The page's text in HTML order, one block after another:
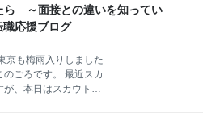
数の大幅な増加によ
ます。 今まで求人倍
らい
ートも実施していま
ついて書いてみます。
．インターンに向け
点 １．夏休み向けイン
３年生、大学院１年生
インターンの申し込
ら ～面接との違いを知ってい
職応援ブログ
京も梅雨入りしました
ごろです。 最近スカ
が、本日はスカウトの